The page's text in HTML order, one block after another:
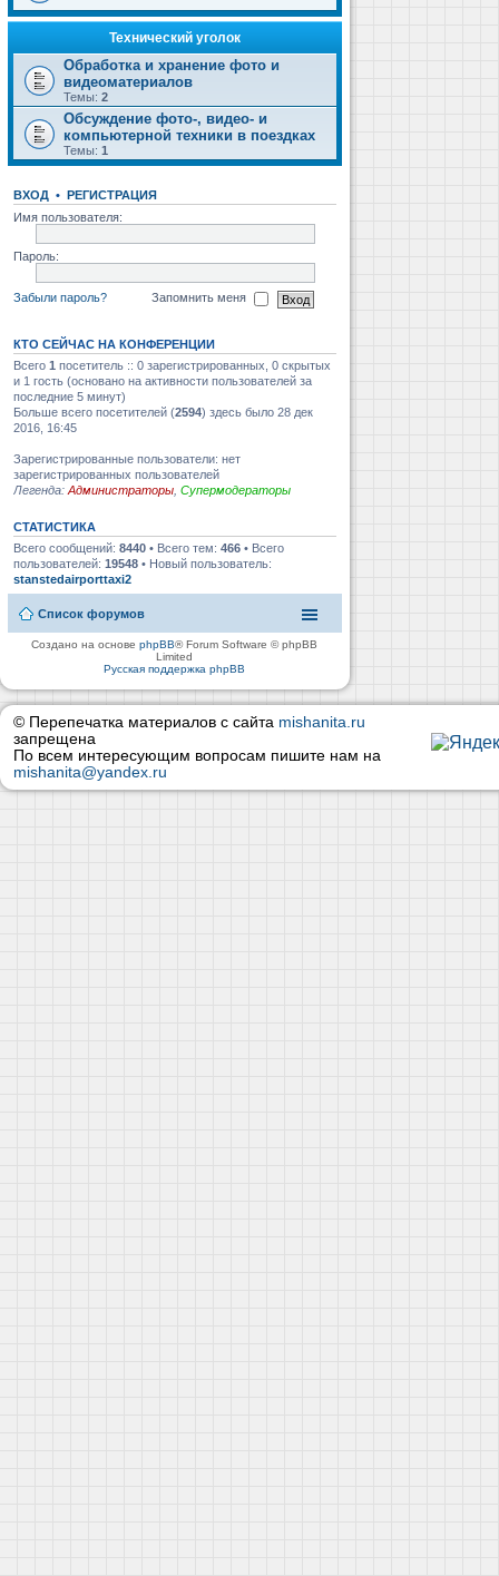
Технический уголок
Обработка и хранение фото и
видеоматериалов
Темы: 2
Обсуждение фото-, видео- и
компьютерной техники в поездках
Темы: 1
ВХОД • РЕГИСТРАЦИЯ
Имя пользователя:
Пароль:
Забыли пароль? Запомнить меня
КТО СЕЙЧАС НА КОНФЕРЕНЦИИ
Всего 1 посетитель :: 0 зарегистрированных, 0 скрытых
и 1 гость (основано на активности пользователей за
последние 5 минут)
Больше всего посетителей (2594) здесь было 28 дек
2016, 16:45
Зарегистрированные пользователи: нет
зарегистрированных пользователей
Легенда: Администраторы Супермодераторы
СТАТИСТИКА
Всего сообщений: 8440 • Всего тем: 466 • Всего
пользователей: 19548 • Новый пользователь:
stanstedairporttaxi2
Список форумов
Создано на основеphpBB® Forum Software © phpBB
Limited
Русская поддержка phpBB
© Перепечатка материалов с сайта mishanita.ru
запрещена
По всем интересующим вопросам пишите нам на
mishanita@yandex.ru